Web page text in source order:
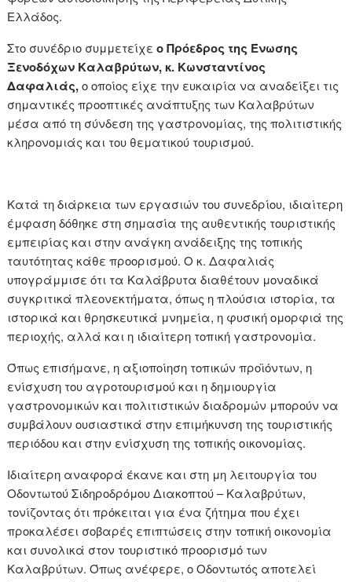
Ελλάδος.
Στο συνέδριο συμμετείχεο Πρόεδρος της Ένωσης
Ξενοδόχων Καλαβρύτων, κ. Κωνσταντίνος
Δαφαλιάς,ο οποίος είχε την ευκαιρία να αναδείξει τις
σημαντικές προοπτικές ανάπτυξης των Καλαβρύτων
μέσα από τη σύνδεση της γαστρονομίας, της πολιτιστικής
κληρονομιάς και του θεματικού τουρισμού.
Κατά τη διάρκεια των εργασιών του συνεδρίου, ιδιαίτερη
έμφαση δόθηκε στη σημασία της αυθεντικής τουριστικής
εμπειρίας και στην ανάγκη ανάδειξης της τοπικής
ταυτότητας κάθε προορισμού. Ο κ. Δαφαλιάς
υπογράμμισε ότι τα Καλάβρυτα διαθέτουν μοναδικά
συγκριτικά πλεονεκτήματα, όπως η πλούσια ιστορία, τα
ιστορικά και θρησκευτικά μνημεία, η φυσική ομορφιά της
περιοχής, αλλά και η ιδιαίτερη τοπική γαστρονομία.
Όπως επισήμανε, η αξιοποίηση τοπικών προϊόντων, η
ενίσχυση του αγροτουρισμού και η δημιουργία
γαστρονομικών και πολιτιστικών διαδρομών μπορούν να
συμβάλουν ουσιαστικά στην επιμήκυνση της τουριστικής
περιόδου και στην ενίσχυση της τοπικής οικονομίας.
Ιδιαίτερη αναφορά έκανε και στη μη λειτουργία του
Οδοντωτού Σιδηροδρόμου Διακοπτού – Καλαβρύτων,
τονίζοντας ότι πρόκειται για ένα ζήτημα που έχει
προκαλέσει σοβαρές επιπτώσεις στην τοπική οικονομία
και συνολικά στον τουριστικό προορισμό των
Καλαβρύτων. Όπως ανέφερε, ο Οδοντωτός αποτελεί